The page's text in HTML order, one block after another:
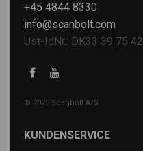
+45 4844 8330
info@scanbolt.com
Ust-IdNr.: DK33 39 75 42
© 2025 Scanbolt A/S
KUNDENSERVICE